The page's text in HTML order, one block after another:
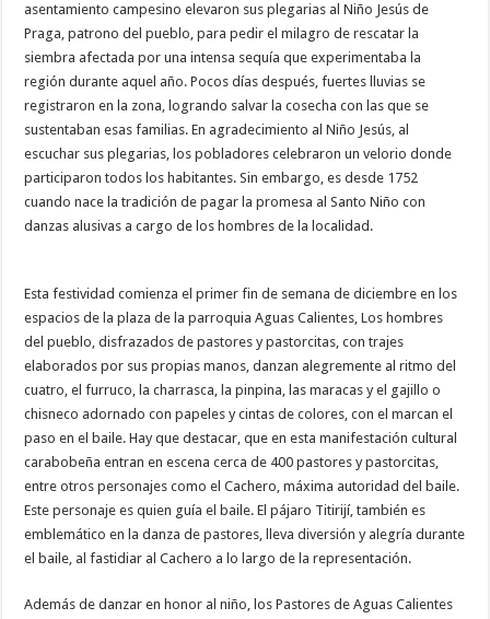
asentamiento campesino elevaron sus plegarias al Niño Jesús de
Praga, patrono del pueblo, para pedir el milagro de rescatar la
siembra afectada por una intensa sequía que experimentaba la
región durante aquel año. Pocos días después, fuertes lluvias se
registraron en la zona, logrando salvar la cosecha con las que se
sustentaban esas familias. En agradecimiento al Niño Jesús, al
escuchar sus plegarias, los pobladores celebraron un velorio donde
participaron todos los habitantes. Sin embargo, es desde 1752
cuando nace la tradición de pagar la promesa al Santo Niño con
danzas alusivas a cargo de los hombres de la localidad.
Esta festividad comienza el primer fin de semana de diciembre en los
espacios de la plaza de la parroquia Aguas Calientes, Los hombres
del pueblo, disfrazados de pastores y pastorcitas, con trajes
elaborados por sus propias manos, danzan alegremente al ritmo del
cuatro, el furruco, la charrasca, la pinpina, las maracas y el gajillo o
chisneco adornado con papeles y cintas de colores, con el marcan el
paso en el baile. Hay que destacar, que en esta manifestación cultural
carabobeña entran en escena cerca de 400 pastores y pastorcitas,
entre otros personajes como el Cachero, máxima autoridad del baile.
Este personaje es quien guía el baile. El pájaro Titirijí, también es
emblemático en la danza de pastores, lleva diversión y alegría durante
el baile, al fastidiar al Cachero a lo largo de la representación.
Además de danzar en honor al niño, los Pastores de Aguas Calientes